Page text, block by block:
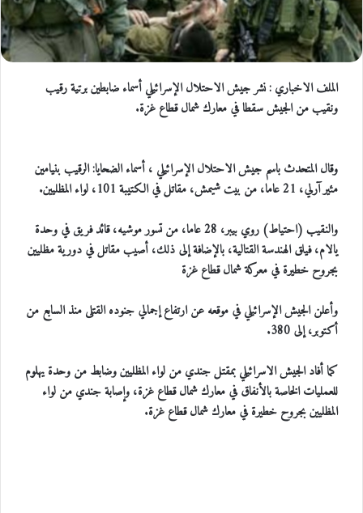
الملف الاخباري : نشر جيش الاحتلال الإسرائيلي أسماء ضابطين برتية رقيب
ونقيب من الجيش سقطا في معارك شمال قطاع غزة.
وقال المتحدث باسم جيش الاحتلال الإسرائيلي ، أسماء الضحايا: الرقيب بنيامين
مئير آرلي، 21 عاما، من بيت شيمش، مقاتل في الكتيبة 101، لواء المظليين.
والنقيب (احتياط) روي بيبر، 28 عاما، من تسور موشيه، قائد فريق في وحدة
يالام، فيلق الهندسة القتالية، بالإضافة إلى ذلك، أصيب مقاتل في دورية مظليين
بجروح خطيرة في معركة شمال قطاع غزة
وأعلن الجيش الإسرائيلي في موقعه عن ارتفاع إجمالي جنوده القتلى منذ السابع من
أكتوبر، إلى 380.
كما أفاد الجيش الاسرائيلي بمقتل جندي من لواء المظليين وضابط من وحدة يهلوم
للعمليات الخاصة بالأنفاق في معارك شمال قطاع غزة، وإصابة جندي من لواء
المظليين بجروح خطيرة في معارك شمال قطاع غزة.